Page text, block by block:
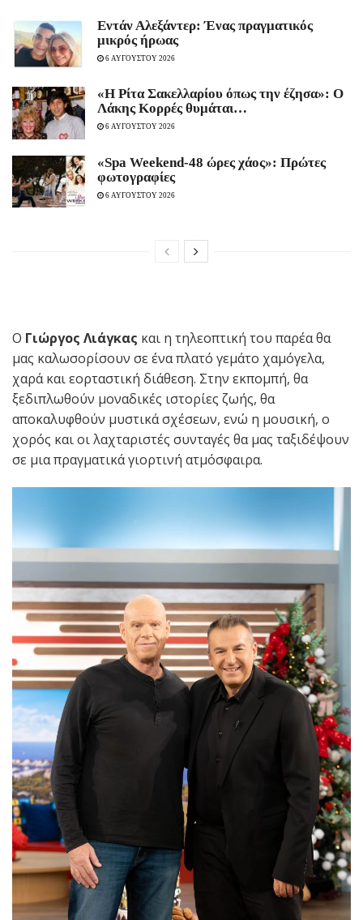
Εντάν Αλεξάντερ: Ένας πραγματικός
μικρός ήρωας
6 ΑΥΓΟΥΣΤΟΥ 2026
«Η Ρίτα Σακελλαρίου όπως την έζησα»: Ο
Λάκης Κορρές θυμάται…
6 ΑΥΓΟΥΣΤΟΥ 2026
«Spa Weekend-48 ώρες χάος»: Πρώτες
φωτογραφίες
6 ΑΥΓΟΥΣΤΟΥ 2026
Ο Γιώργος Λιάγκας και η τηλεοπτική του παρέα θα
μας καλωσορίσουν σε ένα πλατό γεμάτο χαμόγελα,
χαρά και εορταστική διάθεση. Στην εκπομπή, θα
ξεδιπλωθούν μοναδικές ιστορίες ζωής, θα
αποκαλυφθούν μυστικά σχέσεων, ενώ η μουσική, ο
χορός και οι λαχταριστές συνταγές θα μας ταξιδέψουν
σε μια πραγματικά γιορτινή ατμόσφαιρα.